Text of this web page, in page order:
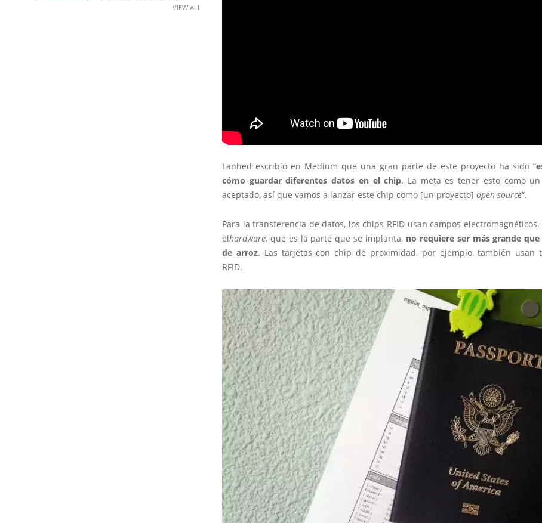
Lanhed escribió en Medium que una gran parte de este proyecto ha sido “
cómo guardar diferentes datos en el chip. La meta es tener esto como
aceptado, así que vamos a lanzar este chip como [un proyecto] open source“.
Para la transferencia de datos, los chips RFID usan campos electromagnéticos.
elhardware, que es la parte que se implanta, no requiere ser más grande
de arroz. Las tarjetas con chip de proximidad, por ejemplo, también usan
RFID.
VIEW ALL